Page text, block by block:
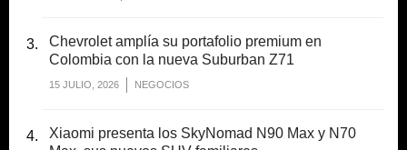
Chevrolet amplía su portafolio premium en
Colombia con la nueva Suburban Z71
15 JULIO, 2026 NEGOCIOS
Xiaomi presenta los SkyNomad N90 Max y N70